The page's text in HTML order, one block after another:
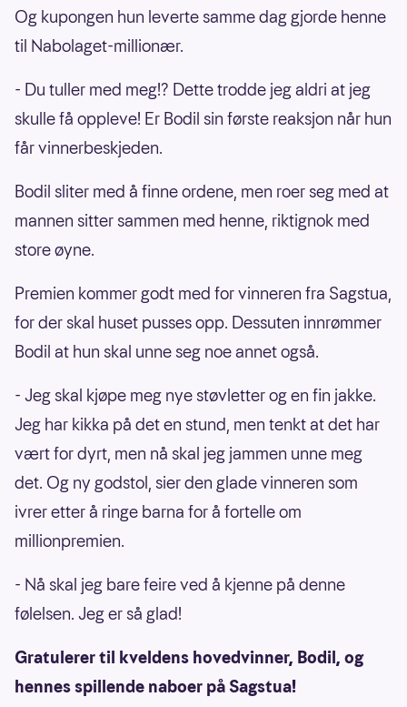
Og kupongen hun leverte samme dag gjorde henne
til Nabolaget-millionær.
- Du tuller med meg!? Dette trodde jeg aldri at jeg
skulle få oppleve! Er Bodil sin første reaksjon når hun
får vinnerbeskjeden.
Bodil sliter med å finne ordene, men roer seg med at
mannen sitter sammen med henne, riktignok med
store øyne.
Premien kommer godt med for vinneren fra Sagstua,
for der skal huset pusses opp. Dessuten innrømmer
Bodil at hun skal unne seg noe annet også.
- Jeg skal kjøpe meg nye støvletter og en fin jakke.
Jeg har kikka på det en stund, men tenkt at det har
vært for dyrt, men nå skal jeg jammen unne meg
det. Og ny godstol, sier den glade vinneren som
ivrer etter å ringe barna for å fortelle om
millionpremien.
- Nå skal jeg bare feire ved å kjenne på denne
følelsen. Jeg er så glad!
Gratulerer til kveldens hovedvinner, Bodil, og
hennes spillende naboer på Sagstua!